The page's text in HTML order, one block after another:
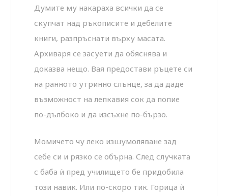
Думите му накараха всички да се
скупчат над ръкописите и дебелите
книги, разпръснати върху масата.
Архиваря се засуети да обяснява и
доказва нещо. Вая предостави ръцете си
на ранното утринно слънце, за да даде
възможност на лепкавия сок да попие
по-дълбоко и да изсъхне по-бързо.
Момичето чу леко изшумоляване зад
себе си и рязко се обърна. След случката
с баба ѝ пред училището бе придобила
този навик. Или по-скоро тик. Горица ѝ